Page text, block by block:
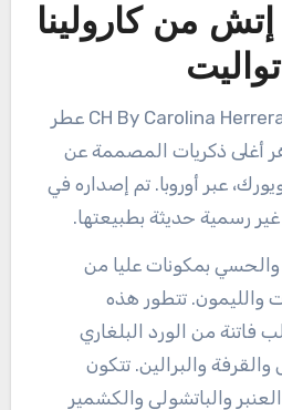
من كارولينا
عطر CH By Carolina Herrera Eau De Toilette عطر
ذكريات المصممة عن
عبر أوروبا. تم إصداره في
بمكونات عليا من
والليمون. تتطور هذه
فاتنة من الورد البلغاري
والقرفة والبرالين. تتكون
والباتشولي والكشمير